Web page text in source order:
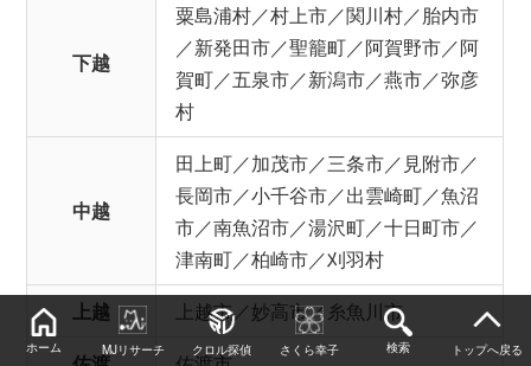
下越
粟島浦村／村上市／関川村／胎内市
／新発田市／聖籠町／阿賀野市／阿
賀町／五泉市／新潟市／燕市／弥彦
村
中越
田上町／加茂市／三条市／見附市／
長岡市／小千谷市／出雲崎町／魚沼
市／南魚沼市／湯沢町／十日町市／
津南町／柏崎市／刈羽村
上越
上越市／妙高市／糸魚川市
ホーム MJリサーチ クロル探偵 さくら幸子 検索 トップへ戻る